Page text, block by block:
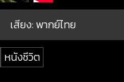
เสียง: พากย์ไทย
หนังชีวิต